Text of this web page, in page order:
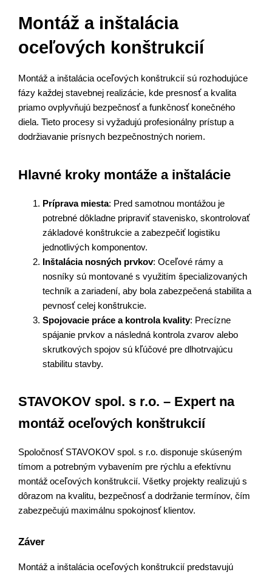
Montáž a inštalácia
oceľových konštrukcií
Montáž a inštalácia oceľových konštrukcií sú rozhodujúce
fázy každej stavebnej realizácie, kde presnosť a kvalita
priamo ovplyvňujú bezpečnosť a funkčnosť konečného
diela. Tieto procesy si vyžadujú profesionálny prístup a
dodržiavanie prísnych bezpečnostných noriem.
Hlavné kroky montáže a inštalácie
Príprava miesta: Pred samotnou montážou je
potrebné dôkladne pripraviť stavenisko, skontrolovať
základové konštrukcie a zabezpečiť logistiku
jednotlivých komponentov.
Inštalácia nosných prvkov: Oceľové rámy a
nosníky sú montované s využitím špecializovaných
techník a zariadení, aby bola zabezpečená stabilita a
pevnosť celej konštrukcie.
Spojovacie práce a kontrola kvality: Precízne
spájanie prvkov a následná kontrola zvarov alebo
skrutkových spojov sú kľúčové pre dlhotrvajúcu
stabilitu stavby.
STAVOKOV spol. s r.o. – Expert na
montáž oceľových konštrukcií
Spoločnosť STAVOKOV spol. s r.o. disponuje skúseným
tímom a potrebným vybavením pre rýchlu a efektívnu
montáž oceľových konštrukcií. Všetky projekty realizujú s
dôrazom na kvalitu, bezpečnosť a dodržanie termínov, čím
zabezpečujú maximálnu spokojnosť klientov.
Záver
Montáž a inštalácia oceľových konštrukcií predstavujú